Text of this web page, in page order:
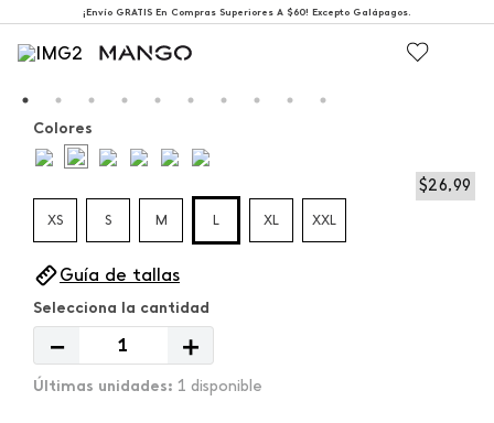
¡Envío GRATIS En Compras Superiores A $60! Excepto Galápagos.
$26,99
Colores
XS S M L XL XXL
Guía de tallas
＋
－
1 disponible